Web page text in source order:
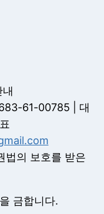
61-00785 | 대
법의 보호를 받은
금합니다.